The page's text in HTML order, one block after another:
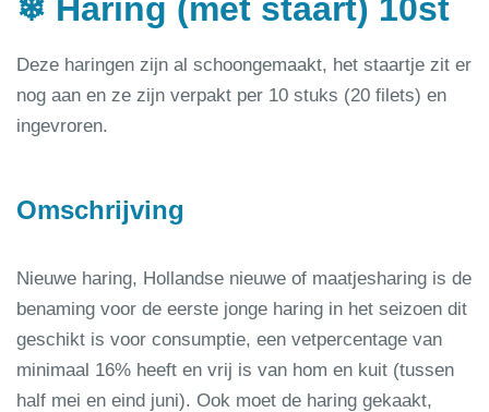
❄ Haring (met staart) 10st
Deze haringen zijn al schoongemaakt, het staartje zit er
nog aan en ze zijn verpakt per 10 stuks (20 filets) en
ingevroren.
Omschrijving
Nieuwe haring, Hollandse nieuwe of maatjesharing is de
benaming voor de eerste jonge haring in het seizoen dit
geschikt is voor consumptie, een vetpercentage van
minimaal 16% heeft en vrij is van hom en kuit (tussen
half mei en eind juni). Ook moet de haring gekaakt,